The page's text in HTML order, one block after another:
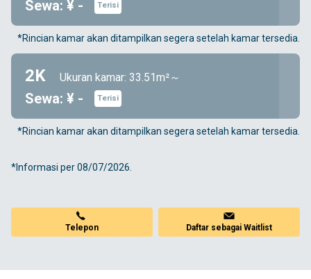
Sewa: ¥ - Terisi
*Rincian kamar akan ditampilkan segera setelah kamar tersedia.
2K Ukuran kamar: 33.51m²～
Sewa: ¥ - Terisi
*Rincian kamar akan ditampilkan segera setelah kamar tersedia.
*Informasi per 08/07/2026.
Telepon Daftar sebagai Waitlist